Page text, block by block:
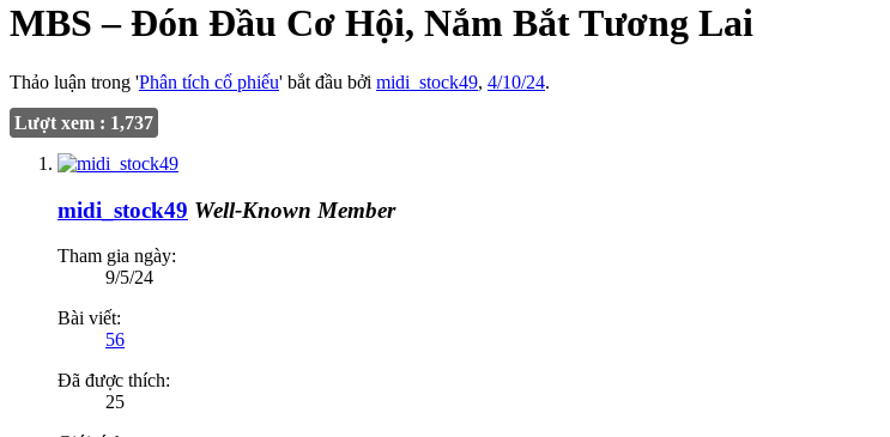
MBS – Đón Đầu Cơ Hội, Nắm Bắt Tương Lai
Thảo luận trong 'Phân tích cổ phiếu' bắt đầu bởi midi_stock49, 4/10/24.
Lượt xem : 1,737
midi_stock49 Well-Known Member
Tham gia ngày:
9/5/24
Bài viết:
56
Đã được thích:
25